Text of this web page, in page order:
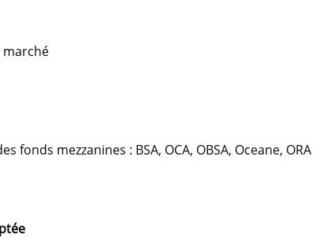
mezzanines : BSA, OCA, OBSA, Oceane, ORA